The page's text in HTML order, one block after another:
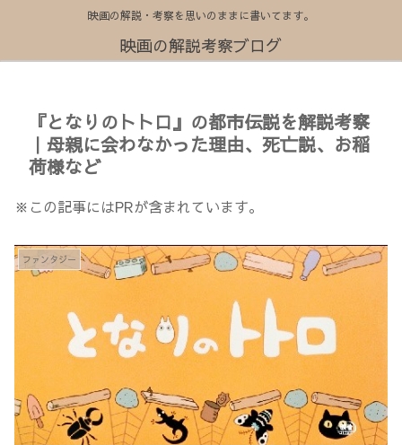
映画の解説・考察を思いのままに書いてます。
映画の解説考察ブログ
『となりのトトロ』の都市伝説を解説考察
｜母親に会わなかった理由、死亡説、お稲
荷様など
※この記事にはPRが含まれています。
ファンタジー